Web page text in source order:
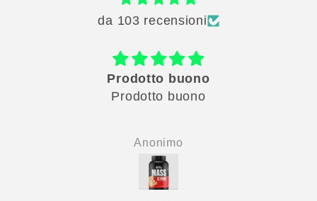
da 103 recensioni
molto valido come prodotto
riesco
che sia troppo dolce, il cioccolato
una proteina deliziosa, io mi sento
consigliarlo perche pesavo 68 kg e